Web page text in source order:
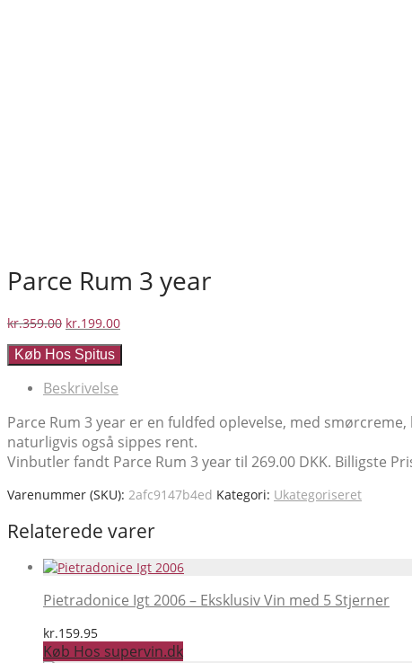
Parce Rum 3 year
kr.359.00 Den
pris
kr.359.00.
kr.199.00Den
Køb Hos Spitus
Beskrivelse
Parce Rum 3 year er en fuldfed oplevelse, med
naturligvis også sippes rent.
Vinbutler fandt Parce Rum 3 year til 269.00 DKK. Billigste
Varenummer (SKU): 2afc9147b4ed Kategori: Ukategoriseret
Relaterede varer
Pietradonice Igt 2006 – Eksklusiv Vin med 5 Stjerner
kr.159.95
Køb Hos supervin.dk